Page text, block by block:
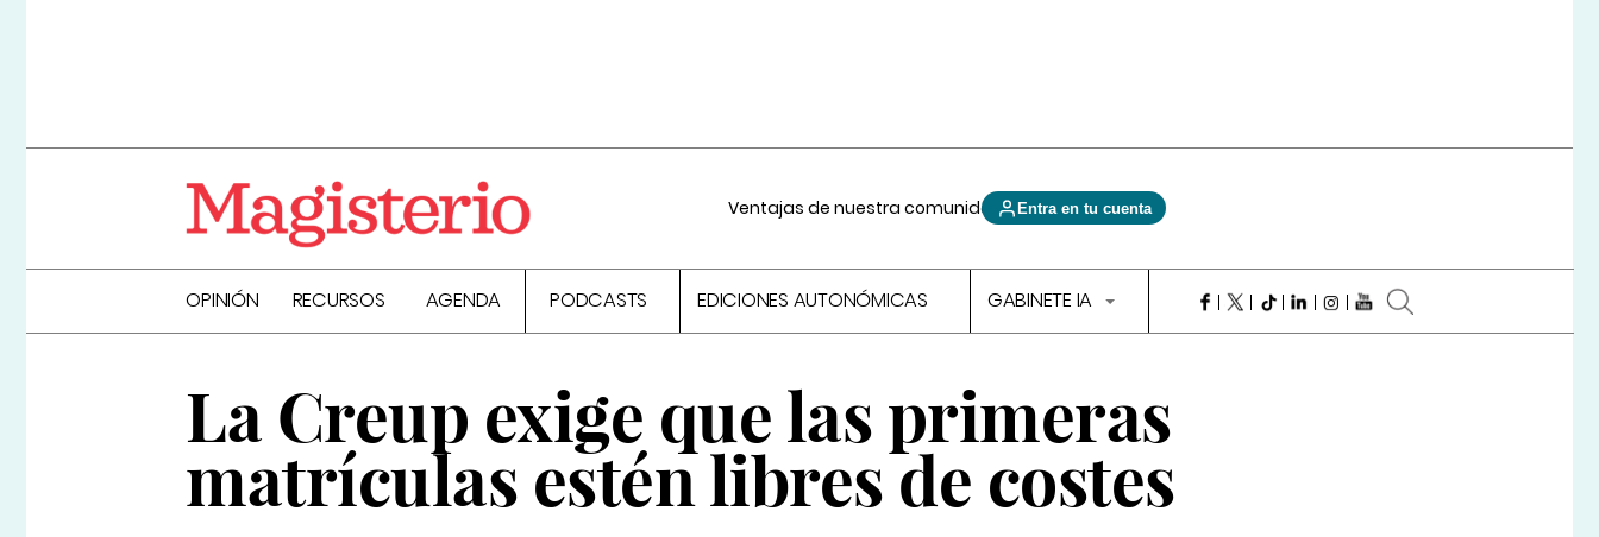
Ventajas de nuestra comunidad Entra en tu cuenta
OPINIÓN RECURSOS AGENDA PODCASTS EDICIONES AUTONÓMICAS GABINETE IA
La Creup exige que las primeras
matrículas estén libres de costes